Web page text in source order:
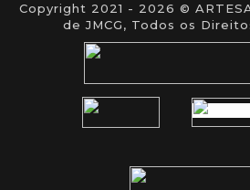
Copyright 2021 - 2026 ©
de JMCG, Todos os